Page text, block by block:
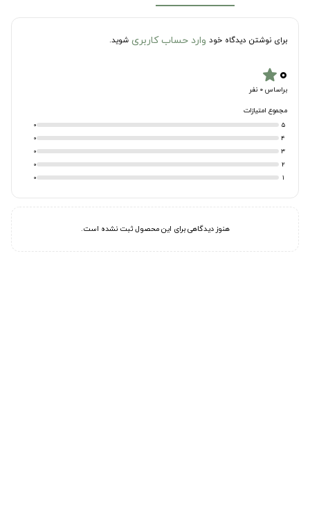
برای نوشتن دیدگاه خود وارد حساب کاربری شوید.
۰star
براساس 0 نفر
مجموع امتیازات
5
0
4
0
3
0
2
0
1
0
هنوز دیدگاهی برای این محصول ثبت نشده است.